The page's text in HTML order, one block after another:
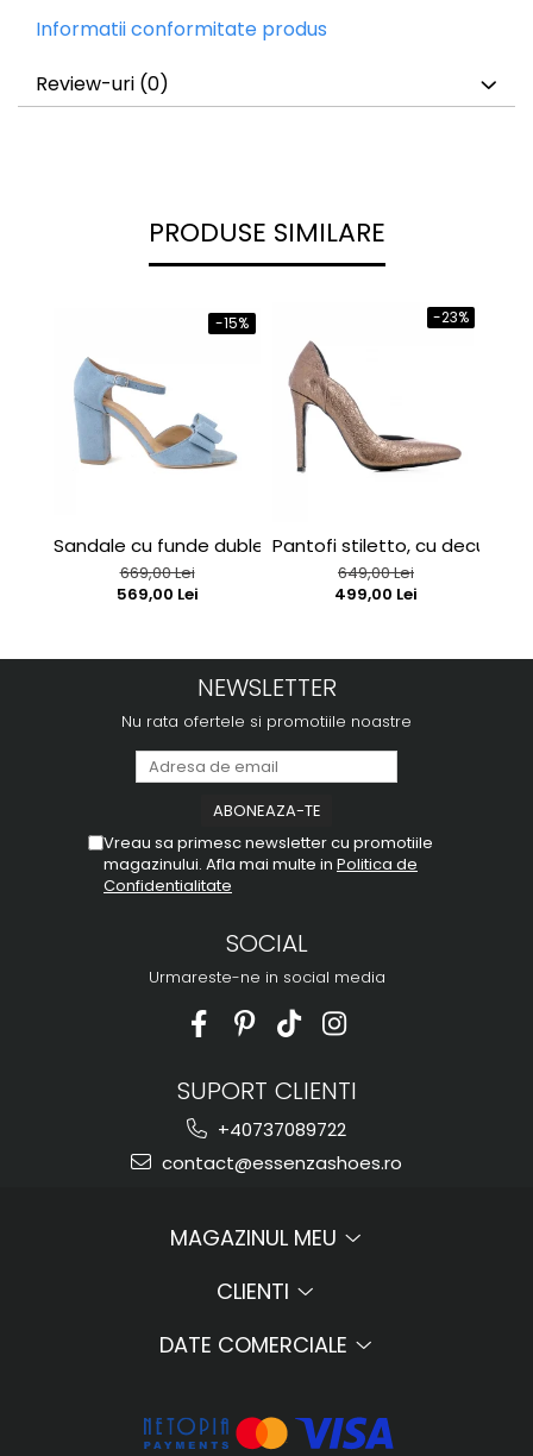
Informatii conformitate produs
Review-uri (0)
PRODUSE SIMILARE
-15%
Sandale cu funde duble, din piele intoarsa albastru
669,00 Lei
569,00 Lei
-23%
Pantofi stiletto, cu decupaj
649,00 Lei
499,00 Lei
NEWSLETTER
Nu rata ofertele si promotiile noastre
Vreau sa primesc newsletter cu promotiile
magazinului. Afla mai multe in Politica de
Confidentialitate
SOCIAL
Urmareste-ne in social media
SUPORT CLIENTI
+40737089722
contact@essenzashoes.ro
MAGAZINUL MEU
CLIENTI
DATE COMERCIALE